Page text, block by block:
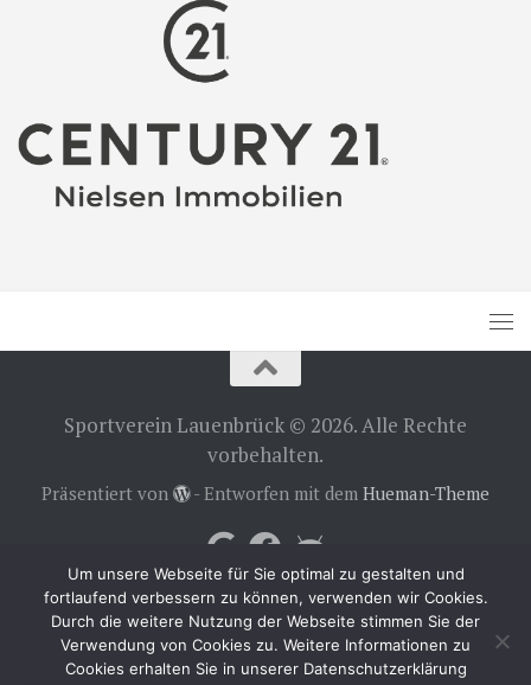
Sportverein Lauenbrück © 2026. Alle Rechte
vorbehalten.
Präsentiert von - Entworfen mit demHueman-Theme
Um unsere Webseite für Sie optimal zu gestalten und
fortlaufend verbessern zu können, verwenden wir Cookies.
Durch die weitere Nutzung der Webseite stimmen Sie der
Verwendung von Cookies zu. Weitere Informationen zu
Cookies erhalten Sie in unserer Datenschutzerklärung